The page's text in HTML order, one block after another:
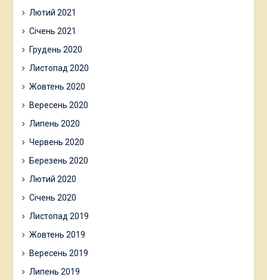
Лютий 2021
Січень 2021
Грудень 2020
Листопад 2020
Жовтень 2020
Вересень 2020
Липень 2020
Червень 2020
Березень 2020
Лютий 2020
Січень 2020
Листопад 2019
Жовтень 2019
Вересень 2019
Липень 2019